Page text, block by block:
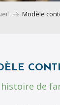
Modèle
histoire de